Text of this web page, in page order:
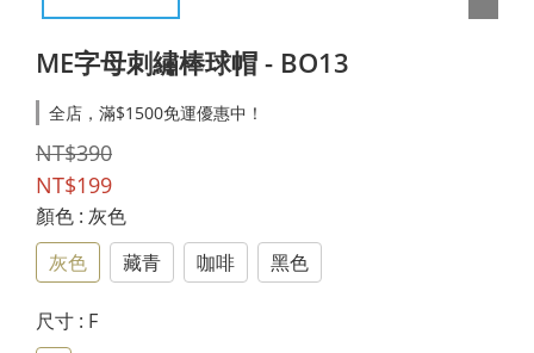
ME字母刺繡棒球帽 - BO13
全店，滿$1500免運優惠中！
NT$390
NT$199
顏色 : 灰色
灰色
藏青 咖啡 黑色
尺寸 : F